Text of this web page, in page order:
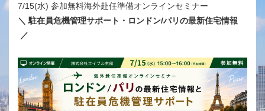
7/15(水) 参加無料海外赴任準備オンラインセミナー
＼ 駐在員危機管理サポート・ロンドン/パリの最新住宅情報
／